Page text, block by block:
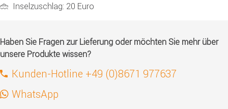
Inselzuschlag: 20 Euro
Haben Sie Fragen zur Lieferung oder möchten Sie mehr über
unsere Produkte wissen?
Kunden-Hotline +49 (0)8671 977637
WhatsApp